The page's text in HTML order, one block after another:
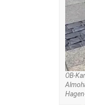
OB-